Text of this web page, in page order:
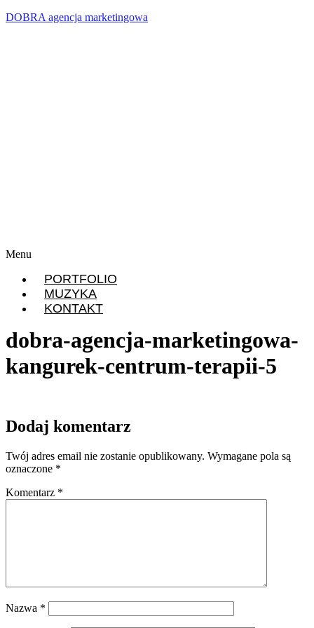
DOBRA agencja marketingowa
Menu
PORTFOLIO
MUZYKA
KONTAKT
dobra-agencja-marketingowa-
kangurek-centrum-terapii-5
Dodaj komentarz
Twój adres email nie zostanie opublikowany. Wymagane pola są
oznaczone *
Komentarz *
Nazwa *